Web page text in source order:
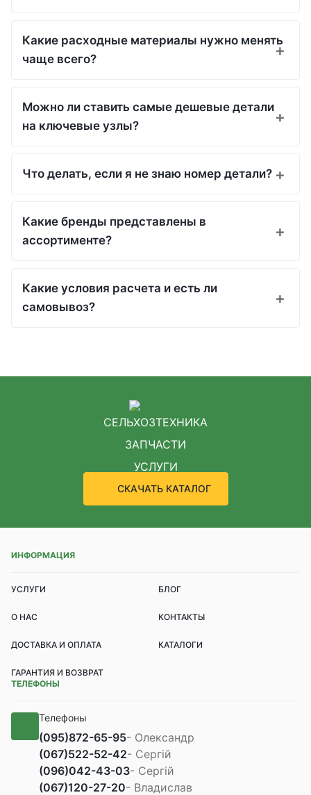
Какие расходные материалы нужно менять
чаще всего?
Можно ли ставить самые дешевые детали
на ключевые узлы?
Что делать, если я не знаю номер детали?
Какие бренды представлены в
ассортименте?
Какие условия расчета и есть ли
самовывоз?
СЕЛЬХОЗТЕХНИКА
ЗАПЧАСТИ
УСЛУГИ
СКАЧАТЬ КАТАЛОГ
ИНФОРМАЦИЯ
УСЛУГИ БЛОГ
О НАС КОНТАКТЫ
ДОСТАВКА И ОПЛАТА КАТАЛОГИ
ГАРАНТИЯ И ВОЗВРАТ
ТЕЛЕФОНЫ
Телефоны
(095)872-65-95- Олександр
(067)522-52-42- Сергій
(096)042-43-03- Сергій
(067)120-27-20- Владислав